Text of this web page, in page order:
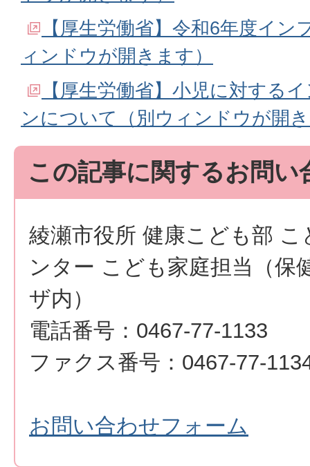
【厚生労働省】令和6年度イ
ィンドウが開きます）
【厚生労働省】小児に対する
ンについて（別ウィンドウが開
この記事に関するお問い
綾瀬市役所 健康こども部 こ
ンター こども家庭担当（保
ザ内）
電話番号：0467-77-1133
ファクス番号：0467-77-
お問い合わせフォーム